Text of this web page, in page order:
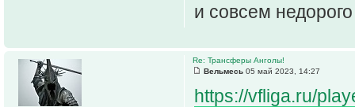
и совсем
Re: Трансферы Анголы!
Вельмесь 05 май 2023, 14:27
https://vfliga.ru/